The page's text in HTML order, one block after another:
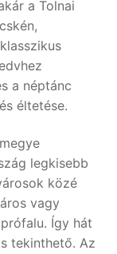
a Tolnai
a néptánc
éltetése.
legkisebb
közé
vagy
Így hát
tekinthető. Az